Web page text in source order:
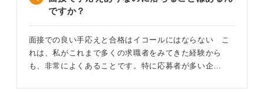
ですか？
面接での良い手応えと合格はイコールにはならない こ
れは、私がこれまで多くの求職者をみてきた経験から
も、非常によくあることです。特に応募者が多い企…